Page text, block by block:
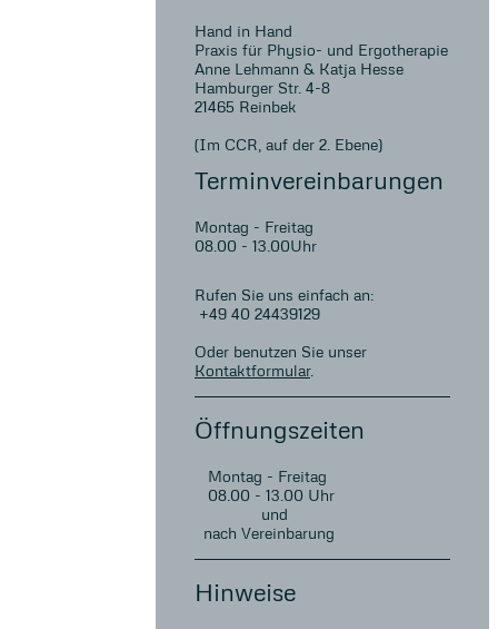
Hand in Hand
Praxis für Physio- und Ergotherapie
Anne Lehmann & Katja Hesse
Hamburger Str. 4-8
21465 Reinbek
(Im CCR, auf der 2. Ebene)
Terminvereinbarungen
Montag - Freitag
08.00 - 13.00Uhr
Rufen Sie uns einfach an:
+49 40 24439129
Oder benutzen Sie unser
Kontaktformular.
Öffnungszeiten
Montag - Freitag
08.00 - 13.00 Uhr
und
nach Vereinbarung
Hinweise